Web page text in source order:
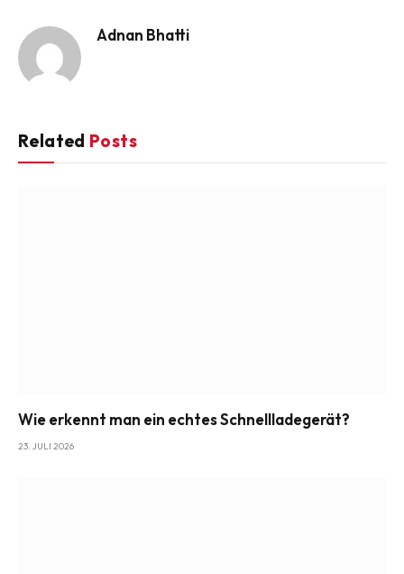
Adnan Bhatti
Related Posts
Wie erkennt man ein echtes Schnellladegerät?
23. JULI 2026